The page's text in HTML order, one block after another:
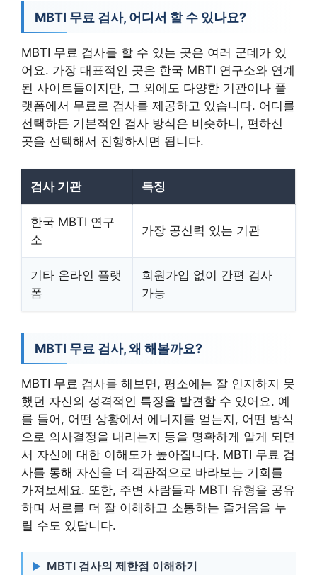
MBTI 무료 검사, 어디서 할 수 있나요?
MBTI 무료 검사를 할 수 있는 곳은 여러 군데가 있
어요. 가장 대표적인 곳은 한국 MBTI 연구소와 연계
된 사이트들이지만, 그 외에도 다양한 기관이나 플
랫폼에서 무료로 검사를 제공하고 있습니다. 어디를
선택하든 기본적인 검사 방식은 비슷하니, 편하신
곳을 선택해서 진행하시면 됩니다.
검사 기관 특징
한국 MBTI 연구
소
가장 공신력 있는 기관
기타 온라인 플랫
폼
회원가입 없이 간편 검사
가능
MBTI 무료 검사, 왜 해볼까요?
MBTI 무료 검사를 해보면, 평소에는 잘 인지하지 못
했던 자신의 성격적인 특징을 발견할 수 있어요. 예
를 들어, 어떤 상황에서 에너지를 얻는지, 어떤 방식
으로 의사결정을 내리는지 등을 명확하게 알게 되면
서 자신에 대한 이해도가 높아집니다. MBTI 무료 검
사를 통해 자신을 더 객관적으로 바라보는 기회를
가져보세요. 또한, 주변 사람들과 MBTI 유형을 공유
하며 서로를 더 잘 이해하고 소통하는 즐거움을 누
릴 수도 있답니다.
MBTI 검사의 제한점 이해하기